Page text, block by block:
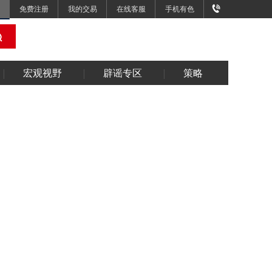
免费注册 我的交易 在线客服 手机有色
宏观视野 辟谣专区 策略